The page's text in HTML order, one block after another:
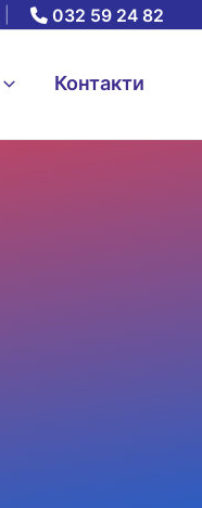
032 59 24 82
Контакти